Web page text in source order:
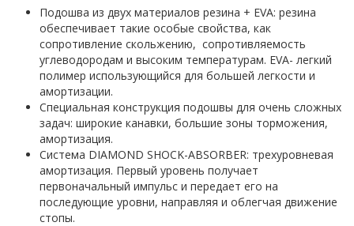
Подошва из двух материалов резина + EVA: резина
обеспечивает такие особые свойства, как
сопротивление скольжению, сопротивляемость
углеводородам и высоким температурам. EVA- легкий
полимер использующийся для большей легкости и
амортизации.
Специальная конструкция подошвы для очень сложных
задач: широкие канавки, большие зоны торможения,
амортизация.
Система DIAMOND SHOCK-ABSORBER: трехуровневая
амортизация. Первый уровень получает
первоначальный импульс и передает его на
последующие уровни, направляя и облегчая движение
стопы.